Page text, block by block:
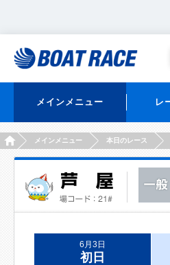
メインメニュー レ
HOMEメインメニュー 本日のレース
6月3日
初日